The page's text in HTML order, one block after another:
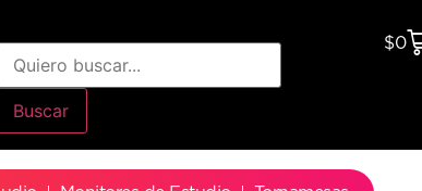
Buscar
$0